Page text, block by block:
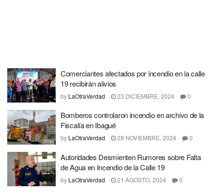
Comerciantes afectados por incendio en la calle
19 recibirán alivios
by LaOtraVerdad 23 DICIEMBRE, 2024 0
Bomberos controlaron incendio en archivo de la
Fiscalía en Ibagué
by LaOtraVerdad 28 NOVIEMBRE, 2024 0
Autoridades Desmienten Rumores sobre Falta
de Agua en Incendio de la Calle 19
by LaOtraVerdad 21 AGOSTO, 2024 0